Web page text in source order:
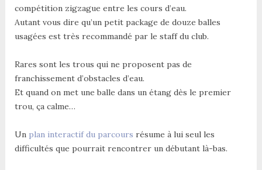
compétition zigzague entre les cours d’eau.
Autant vous dire qu’un petit package de douze balles
usagées est très recommandé par le staff du club.
Rares sont les trous qui ne proposent pas de
franchissement d’obstacles d’eau.
Et quand on met une balle dans un étang dès le premier
trou, ça calme…
Un plan interactif du parcours résume à lui seul les
difficultés que pourrait rencontrer un débutant là-bas.